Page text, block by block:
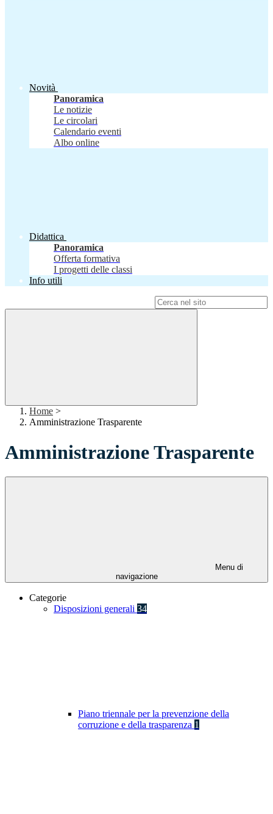
Novità
Panoramica
Le notizie
Le circolari
Calendario eventi
Albo online
Didattica
Panoramica
Offerta formativa
I progetti delle classi
Info utili
Home >
Amministrazione Trasparente
Amministrazione Trasparente
Menu di
navigazione
Categorie
Disposizioni generali 34
Piano triennale per la prevenzione della
corruzione e della trasparenza 1